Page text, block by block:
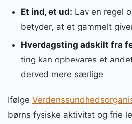
Et ind, et ud: Lav en regel
betyder, at et gammelt
Hverdagsting adskilt fra
ting kan opbevares et
derved mere særlige
Ifølge
børns fysiske aktivitet og frie